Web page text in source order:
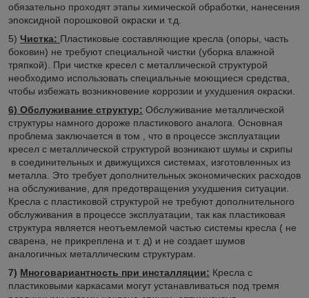
обязательно проходят этапы химической обработки, нанесения
эпоксидной порошковой окраски и т.д.
5) Чистка: Пластиковые составляющие кресла (опоры, часть
боковин) не требуют специальной чистки (уборка влажной
тряпкой). При чистке кресел с металлической структурой
необходимо использовать специальные моющиеся средства,
чтобы избежать возникновение коррозии и ухудшения окраски.
6) Обслуживание структур: Обслуживание металлической
структуры намного дороже пластикового аналога. Основная
проблема заключается в том , что в процессе эксплуатации
кресел с металлической структурой возникают шумы и скрипы
в соединительных и движущихся системах, изготовленных из
металла. Это требует дополнительных экономических расходов
на обслуживание, для предотвращения ухудшения ситуации.
Кресла с пластиковой структурой не требуют дополнительного
обслуживания в процессе эксплуатации, так как пластиковая
структура является неотъемлемой частью системы кресла ( не
сварена, не прикреплена и т. д) и не создает шумов
аналогичных металлическим структурам.
7) Многовариантность при инсталляции: Кресла с
пластиковыми каркасами могут устанавливаться под тремя